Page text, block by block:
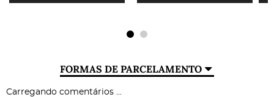
FORMAS DE PARCELAMENTO
Carregando comentários ...